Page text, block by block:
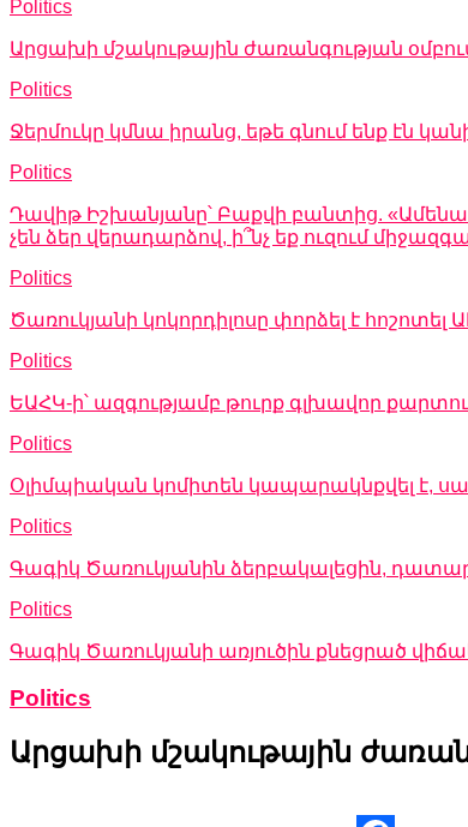
Politics
Արցախի մշակութային ժառանգության
Politics
Ջերմուկը կմնա իրանց, եթե գնում ենք էն
Politics
Դավիթ Իշխանյանը՝ Բաքվի բանտից.
չեն ձեր վերադարձով, ի՞նչ եք ուզում
Politics
Ծառուկյանի կոկորդիլոսը փորձել է
Politics
ԵԱՀԿ-ի՝ ազգությամբ թուրք գլխավոր
Politics
Օլիմպիական կոմիտեն կապարակնքվել է,
Politics
Գագիկ Ծառուկյանին ձերբակալեցին,
Politics
Գագիկ Ծառուկյանի առյուծին քնեցրած
Politics
Արցախի մշակութային